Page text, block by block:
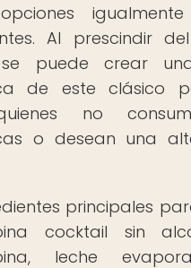
Al prescindir
puede crear
de este clásico
no
o desean una
principales
cocktail sin
leche